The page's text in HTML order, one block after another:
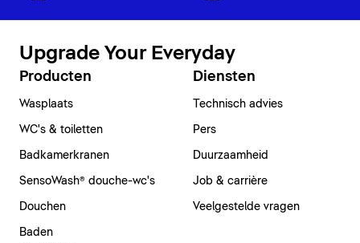
Upgrade Your Everyday
Producten
Wasplaats
WC's & toiletten
Badkamerkranen
SensoWash® douche-wc's
Douchen
Baden
Diensten
Technisch advies
Pers
Duurzaamheid
Job & carrière
Veelgestelde vragen